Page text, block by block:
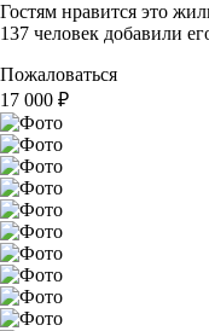
Гостям нравится это
137 человек добавили
Пожаловаться
17 000 ₽